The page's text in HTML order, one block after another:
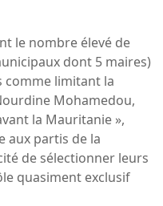
le nombre élevé de
dont 5 maires)
comme limitant la
Mohamedou,
la Mauritanie »,
aux partis de la
de sélectionner leurs
quasiment exclusif